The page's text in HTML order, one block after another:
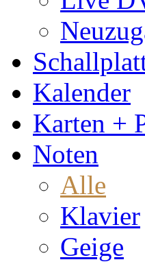
Kalender
Karten +
Noten
Alle
Klavier
Geige